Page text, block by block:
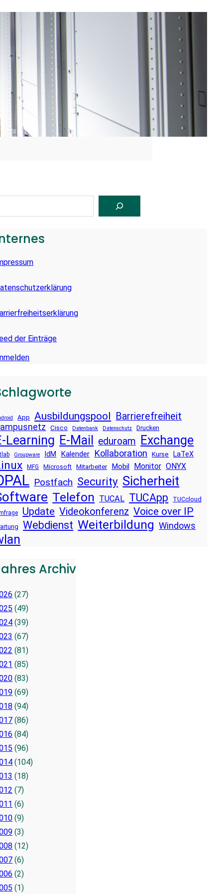
der Einträge
App Ausbildungspool Barrierefreiheit
Cisco Datenbank Datenschutz Drucken
Learning E-Mail eduroam Exchange
Groupware IdM Kalender Kollaboration Kurse LaTeX
MFG Microsoft Mitarbeiter Mobil Monitor ONYX
Postfach Security Sicherheit
Telefon TUCAL TUCApp TUCcloud
Update Videokonferenz Voice over IP
Webdienst Weiterbildung Windows
Archiv
(27)
(49)
(39)
(67)
(81)
(85)
(83)
(69)
(94)
(86)
(84)
(96)
(104)
(18)
(7)
(6)
(9)
(3)
(12)
(6)
(2)
(1)